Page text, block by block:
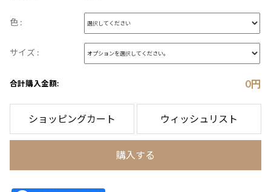
色 :
サイズ :
合計購入金額: 0円
ショッピングカート ウィッシュリスト
購入する